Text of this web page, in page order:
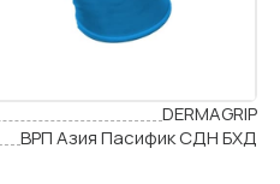
DERMAGRIP
ВРП Азия Пасифик СДН БХД